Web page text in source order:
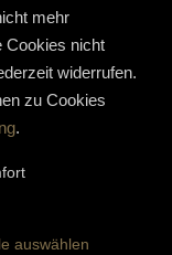
mehr
Cookies nicht
widerrufen.
zu Cookies
.
auswählen